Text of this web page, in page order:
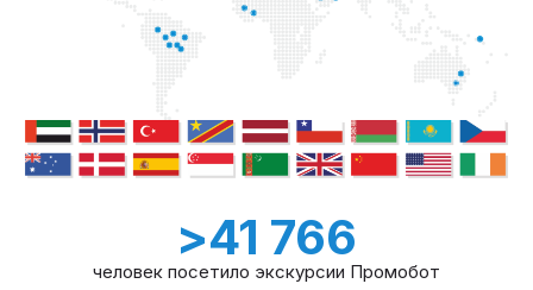
>41 766
человек посетило экскурсии Промобот